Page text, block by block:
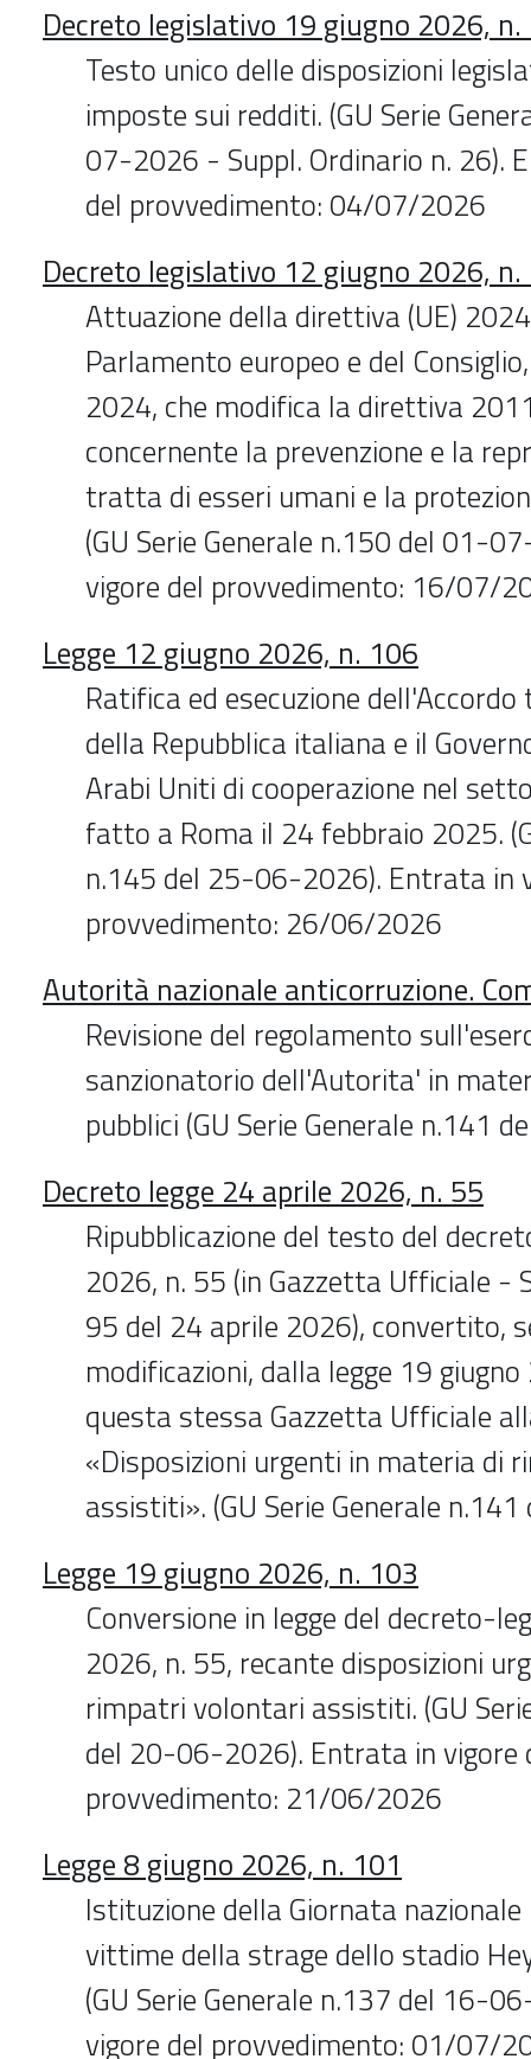
Decreto legislativo 19 giugno 2026,
Testo unico delle disposizioni
imposte sui redditi. (GU Serie
07-2026 - Suppl. Ordinario n. 26).
del provvedimento: 04/07/2026
Decreto legislativo 12 giugno 2026,
Attuazione della direttiva (UE)
Parlamento europeo e del
2024, che modifica la direttiva
concernente la prevenzione e la
tratta di esseri umani e la
(GU Serie Generale n.150 del 01-
vigore del provvedimento: 16/07/
Legge 12 giugno 2026, n. 106
Ratifica ed esecuzione
della Repubblica italiana e il
Arabi Uniti di cooperazione nel
fatto a Roma il 24 febbraio 2025.
n.145 del 25-06-2026). Entrata in
provvedimento: 26/06/2026
Autorità nazionale anticorruzione.
Revisione del regolamento
sanzionatorio dell'Autorita' in
pubblici (GU Serie Generale n.141
Decreto legge 24 aprile 2026, n. 55
Ripubblicazione del testo del
2026, n. 55 (in Gazzetta Ufficiale -
95 del 24 aprile 2026), convertito,
modificazioni, dalla legge 19
questa stessa Gazzetta Ufficiale
«Disposizioni urgenti in materia di
assistiti». (GU Serie Generale
Legge 19 giugno 2026, n. 103
Conversione in legge del decreto-
2026, n. 55, recante disposizioni
rimpatri volontari assistiti. (GU
del 20-06-2026). Entrata in vigore
provvedimento: 21/06/2026
Legge 8 giugno 2026, n. 101
Istituzione della Giornata
vittime della strage dello stadio
(GU Serie Generale n.137 del 16-
vigore del provvedimento: 01/07/